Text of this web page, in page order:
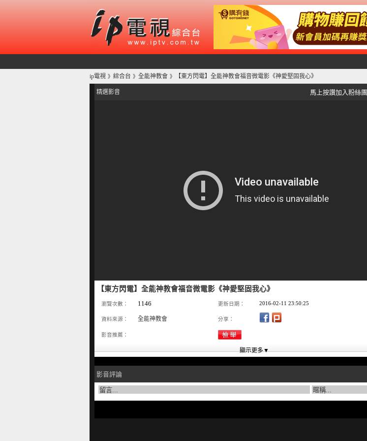
ip電視 》 綜合台 》 全能神教會 》 【東方閃電】全能神教會福音微電影《神愛堅固我心》
精選影音 馬上按讚加入粉絲團
【東方閃電】全能神教會福音微電影《神愛堅固我心》
瀏覽次數： 1146 更新日期： 2016-02-11 23:50:25
資料來源： 全能神教會 分享：
影音推薦：
影音評論